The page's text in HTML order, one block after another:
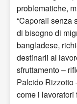
problematiche,
“Caporali senza
di bisogno di
bangladese,
destinarli al
sfruttamento –
Palcido Rizzotto
come i